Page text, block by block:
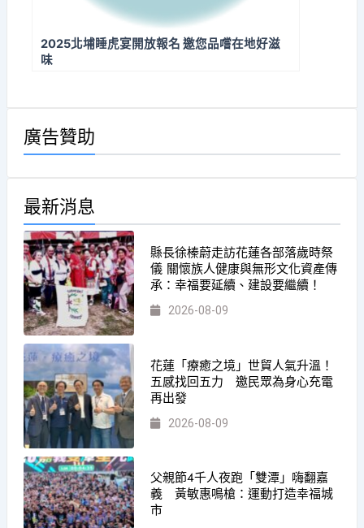
2025北埔睡虎宴開放報名 邀您品嚐在地好滋
味
廣告贊助
最新消息
縣長徐榛蔚走訪花蓮各部落歲時祭
儀 關懷族人健康與無形文化資產傳
承：幸福要延續、建設要繼續！
2026-08-09
花蓮「療癒之境」世貿人氣升溫！
五感找回五力 邀民眾為身心充電
再出發
2026-08-09
父親節4千人夜跑「雙潭」嗨翻嘉
義 黃敏惠鳴槍：運動打造幸福城
市